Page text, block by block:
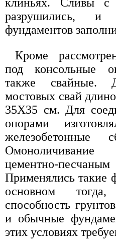
разрушились, и
фундаментов
Кроме
под консольные
также свайные.
мостовых свай
35X35 см. Для
опорами
железобетонные
цементно-
Применялись такие
основном
способность
и обычные
этих условиях